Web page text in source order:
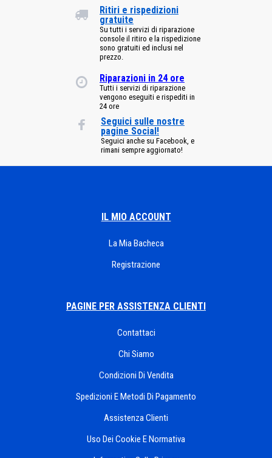
Ritiri e rispedizioni
gratuite
Su tutti i servizi di riparazione
console il ritiro e la rispedizione
sono gratuiti ed inclusi nel
prezzo.
Riparazioni in 24 ore
Tutti i servizi di riparazione
vengono eseguiti e rispediti in
24 ore
Seguici sulle nostre
pagine Social!
Seguici anche su Facebook, e
rimani sempre aggiornato!
IL MIO ACCOUNT
La Mia Bacheca
Registrazione
PAGINE PER ASSISTENZA CLIENTI
Contattaci
Chi Siamo
Condizioni Di Vendita
Spedizioni E Metodi Di Pagamento
Assistenza Clienti
Uso Dei Cookie E Normativa